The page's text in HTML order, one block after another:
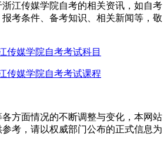
江传媒学院自考的相关资讯，如自考
考条件、备考知识、相关新闻等，敬
传媒学院自考考试科目
传媒学院自考考试课程
各方面情况的不断调整与变化，本网站
考，请以权威部门公布的正式信息为